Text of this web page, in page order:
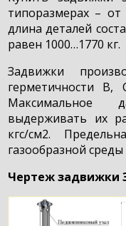
типоразмерах –
длина деталей
равен 1000…1770 кг.
Задвижки
герметичности
Максимальное
выдерживать их
кгс/см2.
газообразной
Чертеж задвижки